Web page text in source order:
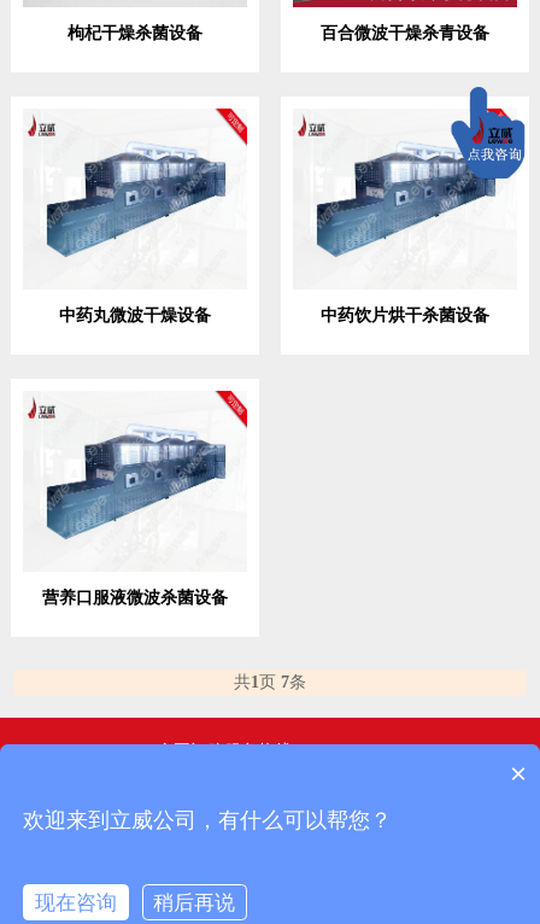
枸杞干燥杀菌设备 百合微波干燥杀青设备
中药丸微波干燥设备 中药饮片烘干杀菌设备
营养口服液微波杀菌设备
共1页 7条
×
欢迎来到立威公司，有什么可以帮您？
现在咨询 稍后再说